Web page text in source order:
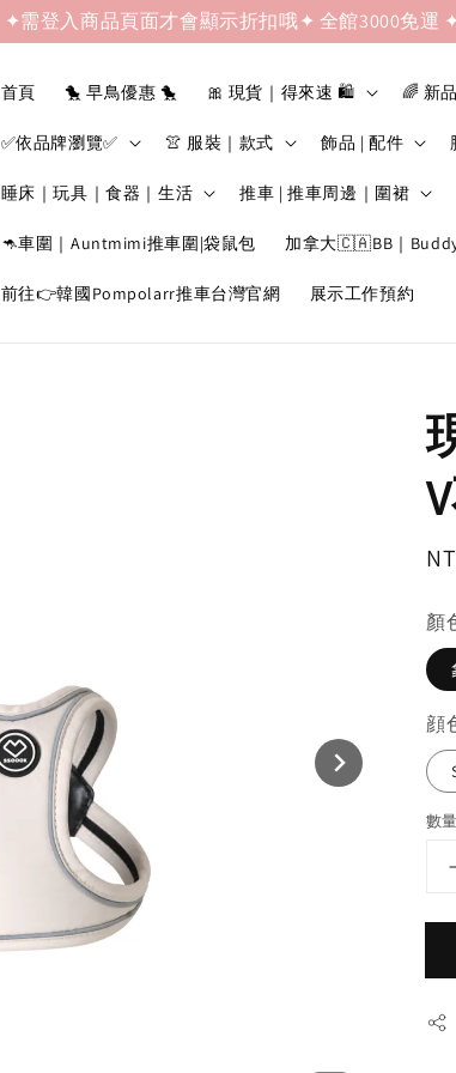
✦需登入商品頁面才會顯示折扣哦✦ 全館3000免運
首頁 🐤 早鳥優惠 🐤 🎀 現貨｜得來速 🛍️ 🌈 新
✅依品牌瀏覽✅ 👚 服裝｜款式 飾品 | 配件
睡床｜玩具｜食器｜生活 推車 | 推車周邊｜圍裙
🦘車圍｜Auntmimi推車圍|袋鼠包 加拿大🇨🇦BB｜
前往👉韓國Pompolarr推車台灣官網 展示工作預約
顏
顔
數量